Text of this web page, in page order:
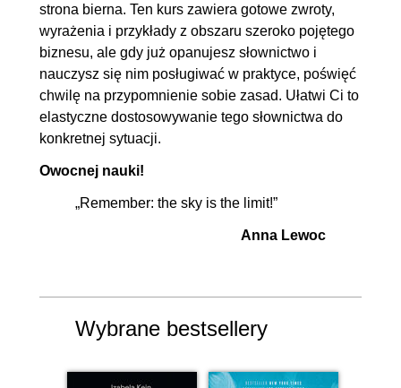
strona bierna. Ten kurs zawiera gotowe zwroty,
wyrażenia i przykłady z obszaru szeroko pojętego
biznesu, ale gdy już opanujesz słownictwo i
nauczysz się nim posługiwać w praktyce, poświęć
chwilę na przypomnienie sobie zasad. Ułatwi Ci to
elastyczne dostosowywanie tego słownictwa do
konkretnej sytuacji.
Owocnej nauki!
„Remember: the sky is the limit!”
Anna Lewoc
Wybrane bestsellery